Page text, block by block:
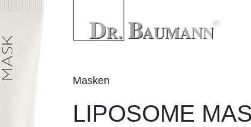
Masken
LIPOSOME